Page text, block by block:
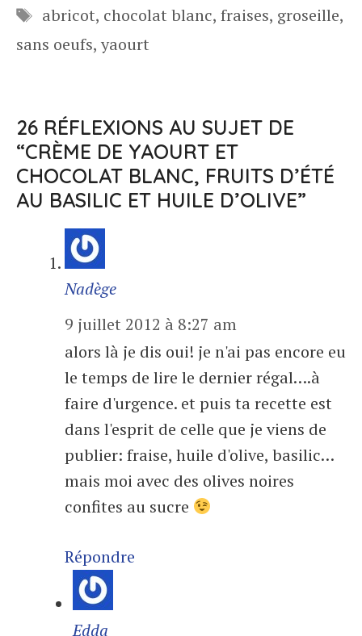
Étiquettes
abricot, chocolat blanc, fraises, groseille,
sans oeufs, yaourt
26 RÉFLEXIONS AU SUJET DE
“CRÈME DE YAOURT ET
CHOCOLAT BLANC, FRUITS D’ÉTÉ
AU BASILIC ET HUILE D’OLIVE”
Nadège
9 juillet 2012 à 8:27 am
alors là je dis oui! je n'ai pas encore eu
le temps de lire le dernier régal….à
faire d'urgence. et puis ta recette est
dans l'esprit de celle que je viens de
publier: fraise, huile d'olive, basilic…
mais moi avec des olives noires
confites au sucre
Répondre
Edda